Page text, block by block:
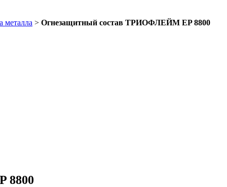
металла > Огнезащитный состав ТРИОФЛЕЙМ EP 8800
8800